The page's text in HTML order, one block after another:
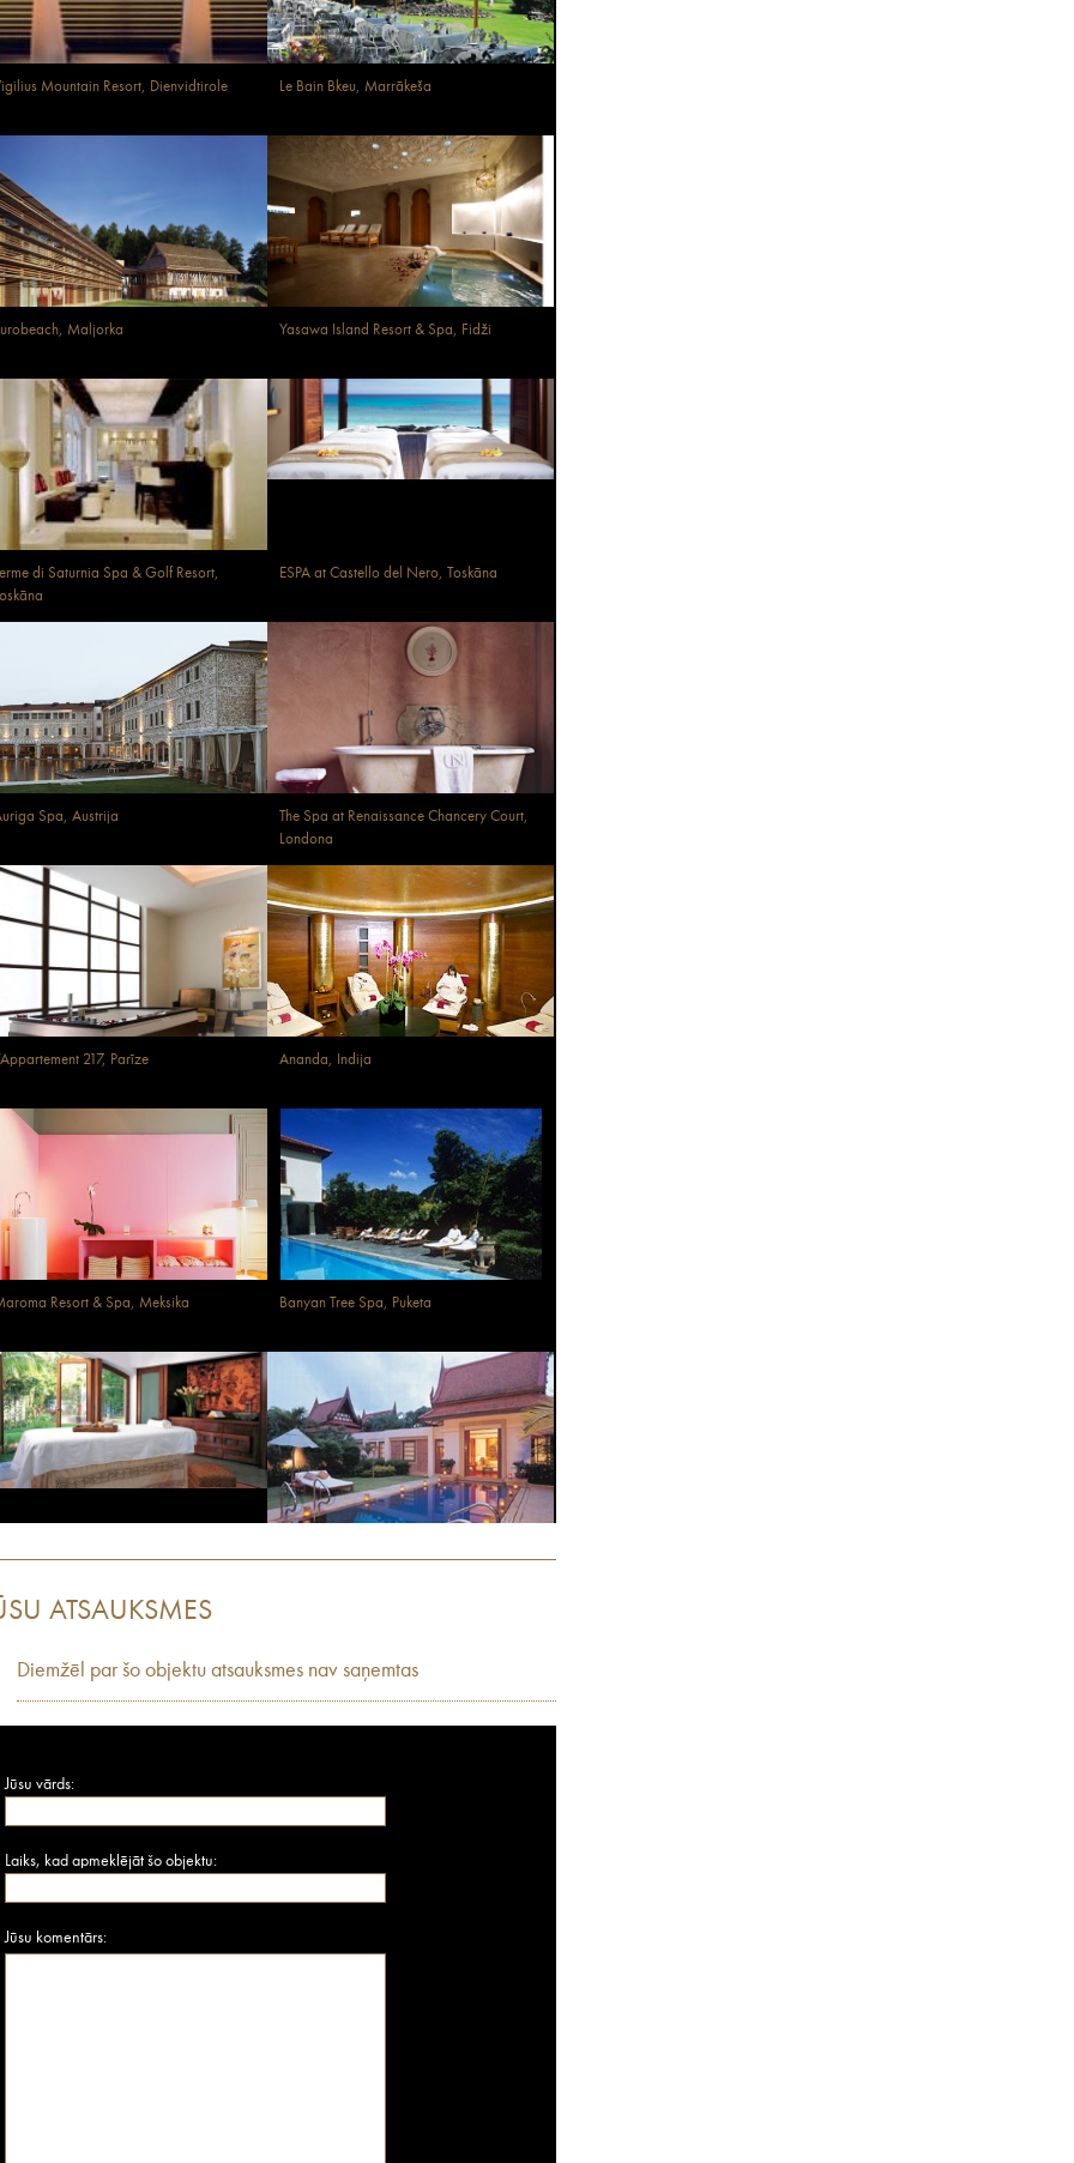
Mountain Resort, Dienvidtirole Le Bain Bkeu, Marrākeša
Maljorka Yasawa Island Resort & Spa, Fidži
di Saturnia Spa & Golf Resort,
ESPA at Castello del Nero, Toskāna
Spa, Austrija
The Spa at Renaissance Chancery Court,
Londona
217, Parīze Ananda, Indija
Resort & Spa, Meksika Banyan Tree Spa, Puketa
ATSAUKSMES
Diemžēl par šo objektu atsauksmes nav saņemtas
Jūsu vārds:
Laiks, kad apmeklējāt šo objektu:
Jūsu komentārs: